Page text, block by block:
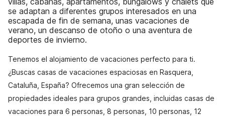
se adaptan a diferentes grupos interesados en una
escapada de fin de semana, unas vacaciones de
verano, un descanso de otoño o una aventura de
deportes de invierno.
Tenemos el alojamiento de vacaciones perfecto para ti.
¿Buscas casas de vacaciones espaciosas en Rasquera,
Cataluña, España? Ofrecemos una gran selección de
propiedades ideales para grupos grandes, incluidas casas de
vacaciones para 6 personas, 8 personas, 10 personas, 12